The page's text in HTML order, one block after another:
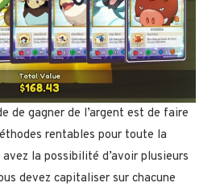
de gagner de l’argent est de faire
rentables pour toute la
la possibilité d’avoir plusieurs
devez capitaliser sur chacune